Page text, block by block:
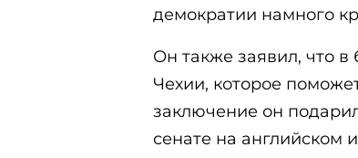
демократии намного
Он также заявил, что
Чехии, которое
заключение он
сенате на английском